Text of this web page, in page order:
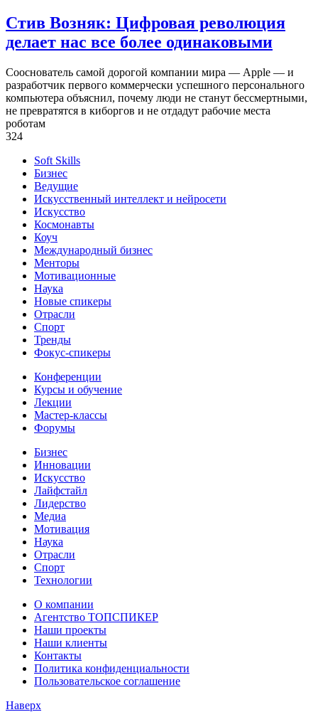
Стив Возняк: Цифровая революция
делает нас все более одинаковыми
Сооснователь самой дорогой компании мира — Apple — и
разработчик первого коммерчески успешного персонального
компьютера объяснил, почему люди не станут бессмертными,
не превратятся в киборгов и не отдадут рабочие места
роботам
324
Soft Skills
Бизнес
Ведущие
Искусственный интеллект и нейросети
Искусство
Космонавты
Коуч
Международный бизнес
Менторы
Мотивационные
Наука
Новые спикеры
Отрасли
Спорт
Тренды
Фокус-спикеры
Конференции
Курсы и обучение
Лекции
Мастер-классы
Форумы
Бизнес
Инновации
Искусство
Лайфстайл
Лидерство
Медиа
Мотивация
Наука
Отрасли
Спорт
Технологии
О компании
Агентство ТОПСПИКЕР
Наши проекты
Наши клиенты
Контакты
Политика конфиденциальности
Пользовательское соглашение
Наверх